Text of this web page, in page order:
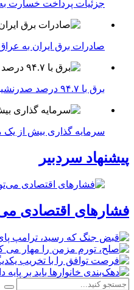
جزئیات پرداخت خسارت
صادرات برق ایران به
برق با ۹۴.۷ درصد صدرنشین تورم تابستانی!
سرمایه گذاری بیش از یک
پیشنهاد سردبیر
فشارهای اقتصادی